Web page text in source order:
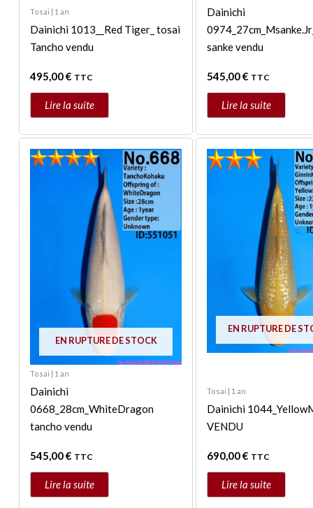
Tosai | 1 an
Dainichi 1013__Red Tiger_ tosai
Tancho vendu
495,00€ TTC
Lire la suite
Dainichi
sanke vendu
545,00€ TTC
Lire la suite
EN RUPTURE DE STOCK
Tosai | 1 an
Dainichi
0668_28cm_WhiteDragon
tancho vendu
545,00€ TTC
Lire la suite
EN RUPTURE DE
Tosai | 1 an
Dainichi
VENDU
690,00€ TTC
Lire la suite